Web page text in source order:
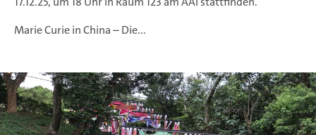
Marie Curie in China – Die...